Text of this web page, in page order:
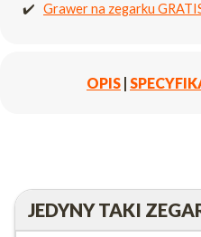
✔️ Grawer na zegarku
OPIS
JEDYNY TAKI